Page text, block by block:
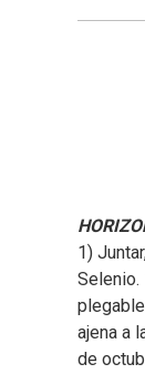
1)
Selenio.
ajena a
de